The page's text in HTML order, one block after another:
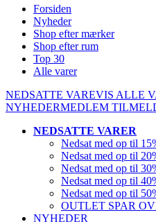
Forsiden
Nyheder
Shop efter mærker
Shop efter rum
Top 30
Alle varer
NEDSATTE VAREVIS ALLE
NYHEDERMEDLEM
NEDSATTE VARER
Nedsat med op til
Nedsat med op til
Nedsat med op til
Nedsat med op til
Nedsat med op til
OUTLET SPAR
NYHEDER